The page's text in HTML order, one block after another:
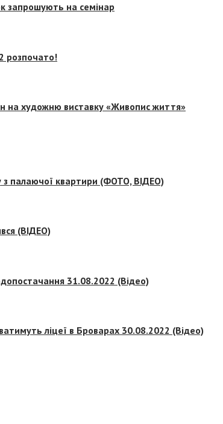
запрошують на семінар
розпочато!
на художню виставку «Живопис життя»
з палаючої квартири (ФОТО, ВІДЕО)
(ВІДЕО)
31.08.2022 (Відео)
ліцеї в Броварах 30.08.2022 (Відео)